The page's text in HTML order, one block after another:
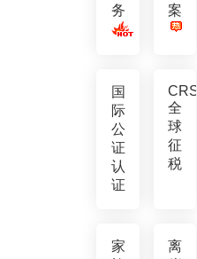
务
案
国
际
公
证
认
证
CRS
全
球
征
税
家
离